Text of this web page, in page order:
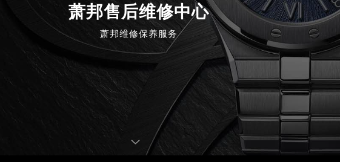
萧邦售后维修中心
萧邦维修保养服务
化升级公告
热线：400-885-0231
，服务覆盖中国大陆、香港、澳门、台湾全部区域（非大陆需加拨“+86”）
国际中心写字楼D座11层1102室（北京总部）（需提前预约）